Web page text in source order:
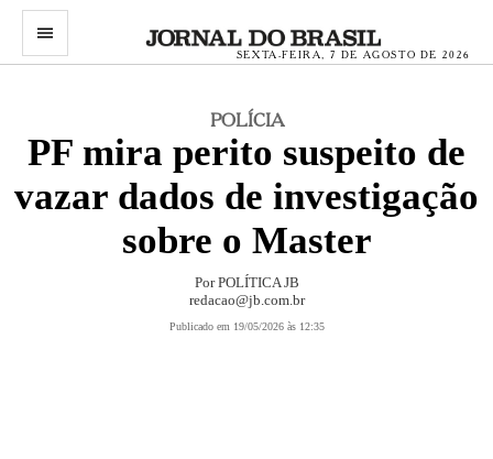
menu
SEXTA-FEIRA, 7 DE AGOSTO DE 2026
POLÍCIA
PF mira perito suspeito de
vazar dados de investigação
sobre o Master
PorPOLÍTICA JB
redacao@jb.com.br
Publicado em 19/05/2026 às 12:35